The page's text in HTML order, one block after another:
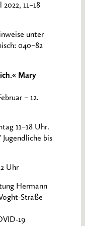
11–18
unter
040–82
Mary
– 12.
11–18 Uhr.
bis
Uhr
Hermann
Straße
19